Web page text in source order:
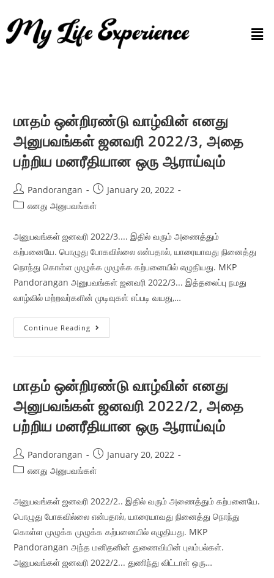
மாதம் ஒன்றிரண்டு வாழ்வின் எனது
அனுபவங்கள் ஜனவரி 2022/3, அதை
பற்றிய மனரீதியான ஒரு ஆராய்வும்
Pandorangan
January 20, 2022
எனது அனுபவங்கள்
அனுபவங்கள் ஜனவரி 2022/3.... இதில் வரும் அணைத்தும்
கற்பனையே. பொழுது போகவில்லை என்பதால், யாரையாவது நினைத்து
நொந்து கொள்ள முழுக்க முழுக்க கற்பனையில் எழுதியது. MKP
Pandorangan அனுபவங்கள் ஜனவரி 2022/3... இத்தலைப்பு நமது
வாழ்வில் மற்றவர்களின் முடிவுகள் எப்படி வயது,…
Continue Reading
மாதம் ஒன்றிரண்டு வாழ்வின் எனது
அனுபவங்கள் ஜனவரி 2022/2, அதை
பற்றிய மனரீதியான ஒரு ஆராய்வும்
Pandorangan
January 20, 2022
எனது அனுபவங்கள்
அனுபவங்கள் ஜனவரி 2022/2.. இதில் வரும் அணைத்தும் கற்பனையே.
பொழுது போகவில்லை என்பதால், யாரையாவது நினைத்து நொந்து
கொள்ள முழுக்க முழுக்க கற்பனையில் எழுதியது. MKP
Pandorangan அந்த மனிதனின் துணைவியின் புலம்பல்கள்.
அனுபவங்கள் ஜனவரி 2022/2... துணிந்து விட்டாள் ஒரு…